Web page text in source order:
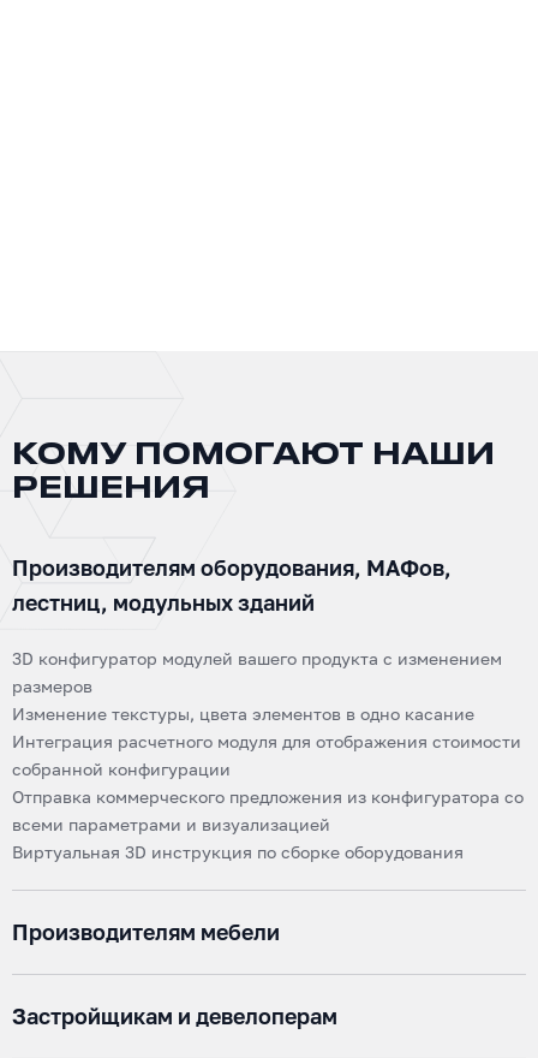
КОМУ ПОМОГАЮТ НАШИ
РЕШЕНИЯ
Производителям оборудования, МАФов,
лестниц, модульных зданий
3D конфигуратор модулей вашего продукта с изменением
размеров
Изменение текстуры, цвета элементов в одно касание
Интеграция расчетного модуля для отображения стоимости
собранной конфигурации
Отправка коммерческого предложения из конфигуратора со
всеми параметрами и визуализацией
Виртуальная 3D инструкция по сборке оборудования
Производителям мебели
Застройщикам и девелоперам